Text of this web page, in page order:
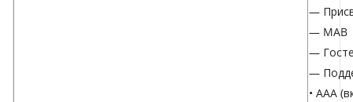
—
— MAB
—
—
• AAA